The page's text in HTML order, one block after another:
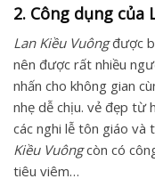
2. Công dụng của
Lan Kiều Vuôngđược
nên được rất nhiều
nhấn cho không gian
nhẹ dễ chịu. vẻ đẹp từ
các nghi lễ tôn giáo và
Kiều Vuôngcòn có
tiêu viêm…